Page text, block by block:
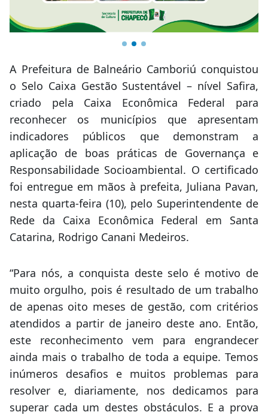
A Prefeitura de Balneário Camboriú conquistou
o Selo Caixa Gestão Sustentável – nível Safira,
criado pela Caixa Econômica Federal para
reconhecer os municípios que apresentam
indicadores públicos que demonstram a
aplicação de boas práticas de Governança e
Responsabilidade Socioambiental. O certificado
foi entregue em mãos à prefeita, Juliana Pavan,
nesta quarta-feira (10), pelo Superintendente de
Rede da Caixa Econômica Federal em Santa
Catarina, Rodrigo Canani Medeiros.
“Para nós, a conquista deste selo é motivo de
muito orgulho, pois é resultado de um trabalho
de apenas oito meses de gestão, com critérios
atendidos a partir de janeiro deste ano. Então,
este reconhecimento vem para engrandecer
ainda mais o trabalho de toda a equipe. Temos
inúmeros desafios e muitos problemas para
resolver e, diariamente, nos dedicamos para
superar cada um destes obstáculos. E a prova